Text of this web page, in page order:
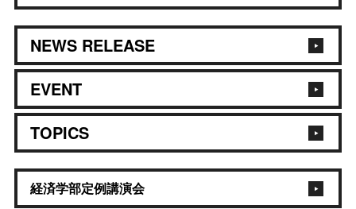
NEWS RELEASE
EVENT
TOPICS
経済学部定例講演会